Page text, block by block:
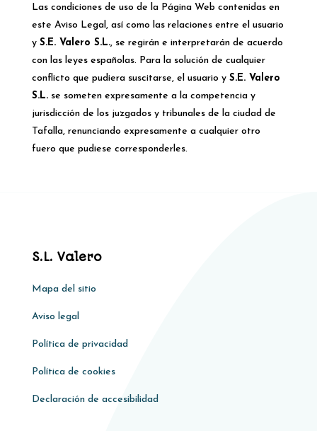
Las condiciones de uso de la Página Web contenidas en
este Aviso Legal, así como las relaciones entre el usuario
y S.E. Valero S.L., se regirán e interpretarán de acuerdo
con las leyes españolas. Para la solución de cualquier
conflicto que pudiera suscitarse, el usuario y S.E. Valero
S.L.se someten expresamente a la competencia y
jurisdicción de los juzgados y tribunales de la ciudad de
Tafalla, renunciando expresamente a cualquier otro
fuero que pudiese corresponderles.
S.L. Valero
Mapa del sitio
Aviso legal
Política de privacidad
Política de cookies
Declaración de accesibilidad